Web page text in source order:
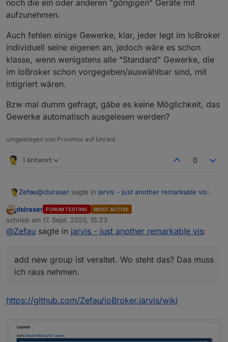
noch die ein oder anderen "gängigen" Geräte mit
aufzunehmen.
Auch fehlen einige Gewerke, klar, jeder legt im IoBroker
individuell seine eigenen an, jedoch wäre es schon
klasse, wenn wenigstens alle "Standard" Gewerke, die
im IoBroker schon vorgegeben/auswählbar sind, mit
intigriert wären.
Bzw mal dumm gefragt, gäbe es keine Möglichkeit, das
Gewerke automatisch ausgelesen werden?
umgestiegen von Proxmox auf Unraid
1 Antwort 0
Zefau@dslraser sagte in jarvis - just another remarkable vis:
ich habe mir auch mal die rc.5 installiert. Als erstes
wollte ich mal Licht einfügen, aber irgendwie
Inwiefern sieht es anders aus als im Wiki?
Zuerst habe ich meine HUE Lampen importiert, das
hat auch funktioniert, die sind unter Geräte zu
Siehehttps://www.youtube.com/watch?v=98zqgXZffXs
Offline
dslraser FORUM TESTING MOST ACTIVE
schrieb am 17. Sept. 2020, 15:23
zuletzt editiert von
@Zefau sagte in jarvis - just another remarkable vis:
add new group ist veraltet. Wo steht das? Das muss
ich raus nehmen.
https://github.com/Zefau/ioBroker.jarvis/wiki